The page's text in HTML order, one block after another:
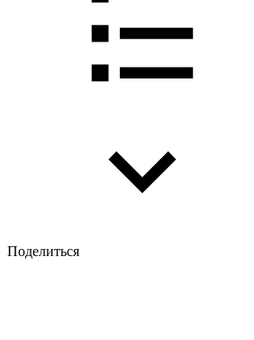
Поделиться